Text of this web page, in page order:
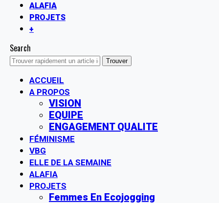
ALAFIA
PROJETS
+
Search
ACCUEIL
A PROPOS
VISION
EQUIPE
ENGAGEMENT QUALITE
FÉMINISME
VBG
ELLE DE LA SEMAINE
ALAFIA
PROJETS
Femmes En Ecojogging